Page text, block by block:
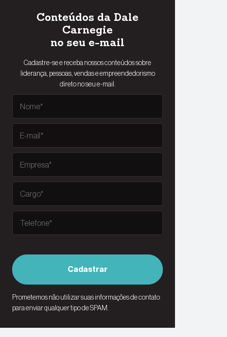
Conteúdos da Dale
Carnegie
no seu e-mail
Cadastre-se e receba nossos conteúdos sobre
liderança, pessoas, vendas e empreendedorismo
direto no seu e-mail.
Cadastrar
Prometemos não utilizar suas informações de contato
para enviar qualquer tipo de SPAM.